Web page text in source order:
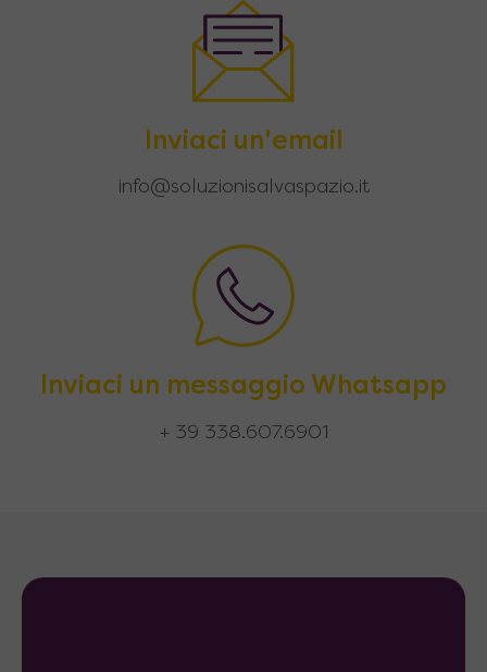
Inviaci un'email
info@soluzionisalvaspazio.it
Inviaci un messaggio Whatsapp
+ 39 338.607.6901